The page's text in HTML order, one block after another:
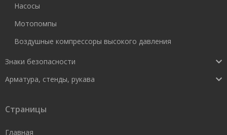
Насосы
Мотопомпы
Воздушные компрессоры высокого давления
Знаки безопасности
Арматура, стенды, рукава
Страницы
Главная